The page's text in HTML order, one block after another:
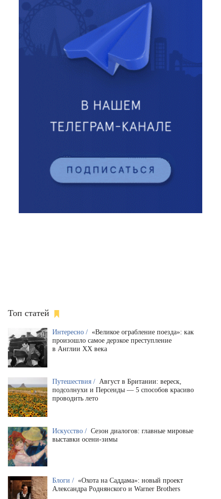
Топ статей
Интересно / «Великое ограбление поезда»: как
произошло самое дерзкое преступление
в Англии XX века
Путешествия / Август в Британии: вереск,
подсолнухи и Персеиды — 5 способов красиво
проводить лето
Искусство / Сезон диалогов: главные мировые
выставки осени-зимы
Блоги / «Охота на Саддама»: новый проект
Александра Роднянского и Warner Brothers